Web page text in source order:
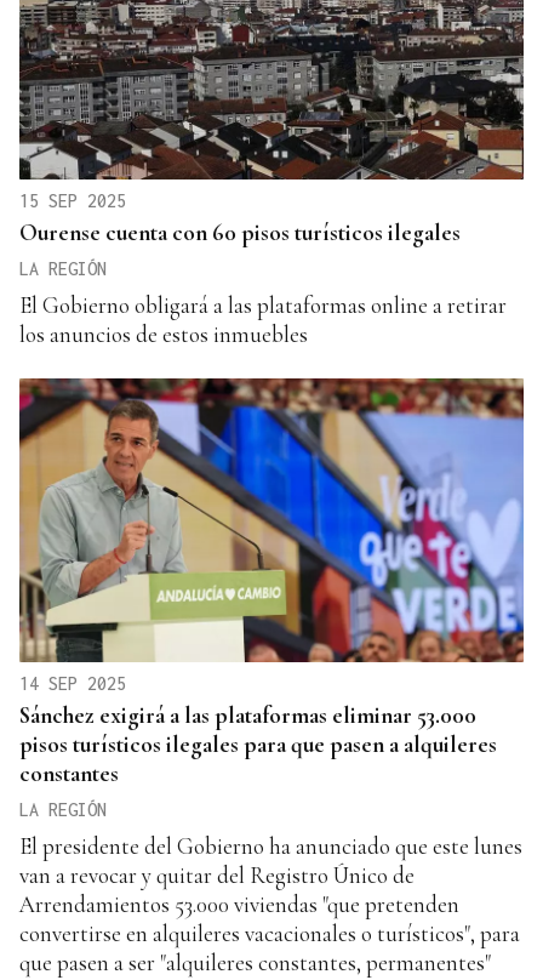
15 SEP 2025
Ourense cuenta con 60 pisos turísticos ilegales
LA REGIÓN
El Gobierno obligará a las plataformas online a retirar
los anuncios de estos inmuebles
14 SEP 2025
Sánchez exigirá a las plataformas eliminar 53.000
pisos turísticos ilegales para que pasen a alquileres
constantes
LA REGIÓN
El presidente del Gobierno ha anunciado que este lunes
van a revocar y quitar del Registro Único de
Arrendamientos 53.000 viviendas "que pretenden
convertirse en alquileres vacacionales o turísticos", para
que pasen a ser "alquileres constantes, permanentes"